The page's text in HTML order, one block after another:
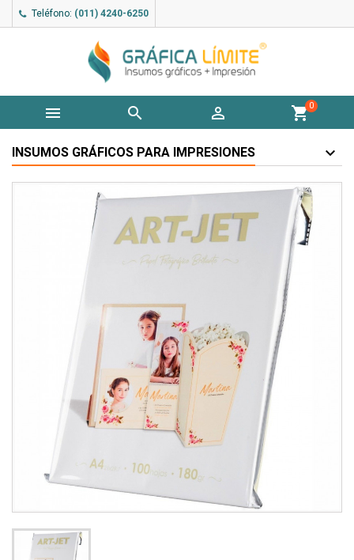
Teléfono: (011) 4240-6250
   shopping_cart0
INSUMOS GRÁFICOS PARA IMPRESIONES